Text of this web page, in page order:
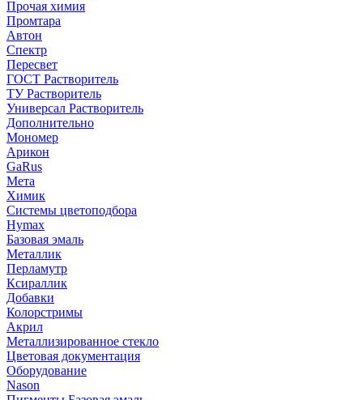
Прочая химия
Промтара
Автон
Спектр
Пересвет
ГОСТ Растворитель
ТУ Растворитель
Универсал Растворитель
Дополнительно
Мономер
Арикон
GaRus
Мета
Химик
Системы цветоподбора
Hymax
Базовая эмаль
Металлик
Перламутр
Ксираллик
Добавки
Колорстримы
Акрил
Металлизированное стекло
Цветовая документация
Оборудование
Nason